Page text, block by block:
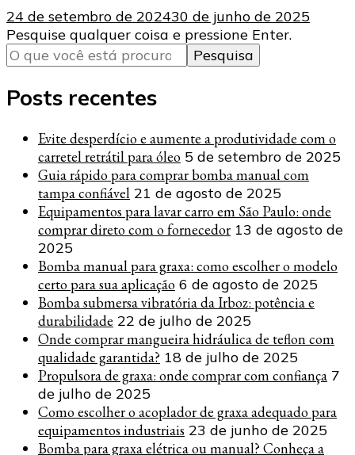
24 de setembro de 202430 de junho de 2025
Procurando
algo?
Pesquise qualquer coisa e pressione Enter.
Posts recentes
Evite desperdício e aumente a produtividade com o
carretel retrátil para óleo 5 de setembro de 2025
Guia rápido para comprar bomba manual com
tampa confiável 21 de agosto de 2025
Equipamentos para lavar carro em São Paulo: onde
comprar direto com o fornecedor 13 de agosto de
2025
Bomba manual para graxa: como escolher o modelo
certo para sua aplicação 6 de agosto de 2025
Bomba submersa vibratória da Irboz: potência e
durabilidade 22 de julho de 2025
Onde comprar mangueira hidráulica de teflon com
qualidade garantida? 18 de julho de 2025
Propulsora de graxa: onde comprar com confiança 7
de julho de 2025
Como escolher o acoplador de graxa adequado para
equipamentos industriais 23 de junho de 2025
Bomba para graxa elétrica ou manual? Conheça a